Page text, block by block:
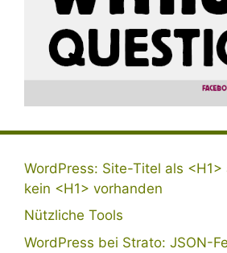
WordPress: Site-Titel als
kein <H1> vorhanden
Nützliche Tools
WordPress bei Strato: JSON-